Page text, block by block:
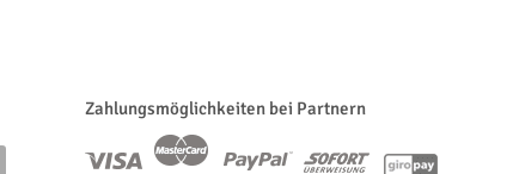
Zahlungsmöglichkeiten bei Partnern